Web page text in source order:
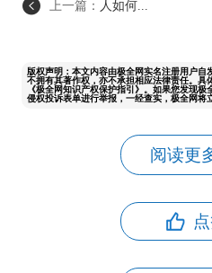
上一篇： 人如何...
版权声明：本文内容由极全网实名注册用户
不拥有其著作权，亦不承担相应法律责任。具
《极全网知识产权保护指引》。如果您发现极
侵权投诉表单进行举报，一经查实，极全网将
阅读更